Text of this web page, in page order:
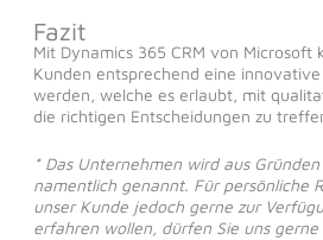
Fazit
Mit Dynamics 365 CRM von Microsoft
Kunden entsprechend eine
werden, welche es erlaubt, mit
die richtigen Entscheidungen zu
* Das Unternehmen wird aus
namentlich genannt. Für persönliche
unser Kunde jedoch gerne zur
erfahren wollen, dürfen Sie uns